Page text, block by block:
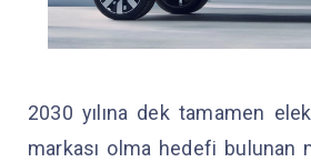
2030 yılına dek tamamen
markası olma hedefi bulunan